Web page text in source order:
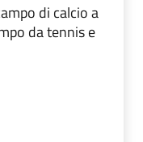
di calcio a
da tennis e